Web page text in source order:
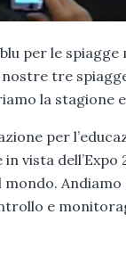
blu per le
nostre tre
la stagione
per
vista
Andiamo
e